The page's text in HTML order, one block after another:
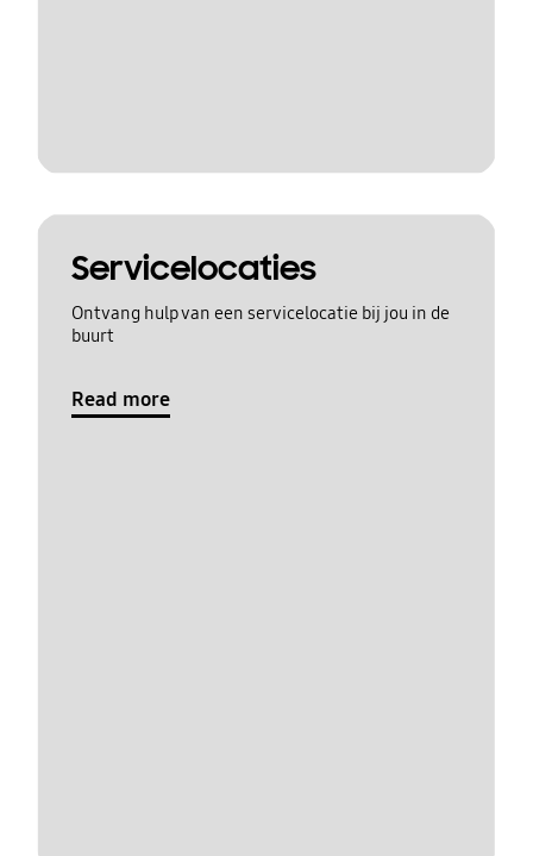
Servicelocaties
Ontvang hulp van een servicelocatie bij jou in de
buurt
Read more